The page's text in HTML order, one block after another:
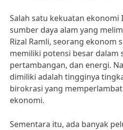
Salah satu kekuatan ekonomi
sumber daya alam yang
Rizal Ramli, seorang ekonom
memiliki potensi besar dalam
pertambangan, dan energi.
dimiliki adalah tingginya
birokrasi yang
ekonomi.
Sementara itu, ada banyak